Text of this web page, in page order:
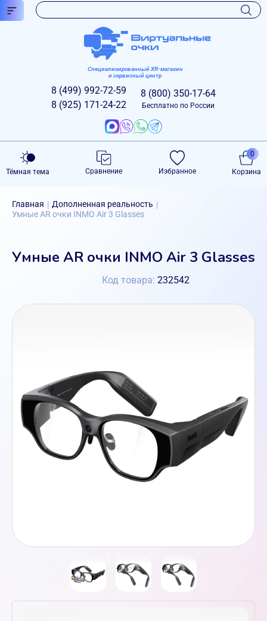
Специализированный XR-магазин
и сервисный центр
8 (499) 992-72-59
8 (925) 171-24-22
8 (800) 350-17-64
Бесплатно по России
Тёмная тема Сравнение Избранное Корзина
0
Главная | Дополненная реальность |
Умные AR очки INMO Air 3 Glasses
Умные AR очки INMO Air 3 Glasses
Код товара: 232542